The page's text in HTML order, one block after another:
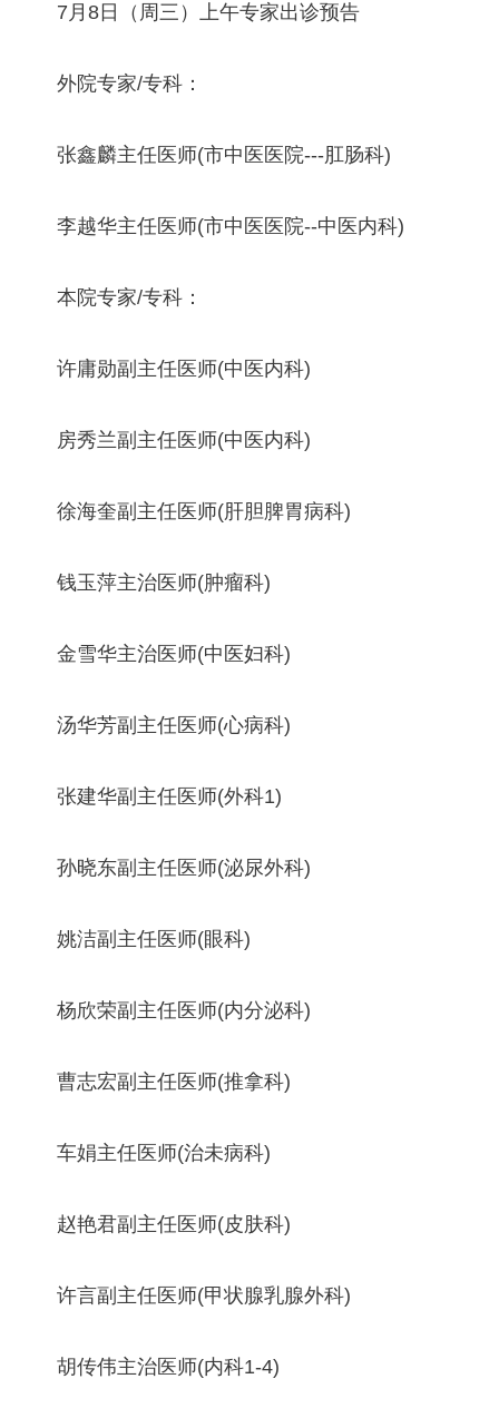
7月8日（周三）上午专家出诊预告
外院专家/专科：
张鑫麟主任医师(市中医医院---肛肠科)
李越华主任医师(市中医医院--中医内科)
本院专家/专科：
许庸勋副主任医师(中医内科)
房秀兰副主任医师(中医内科)
徐海奎副主任医师(肝胆脾胃病科)
钱玉萍主治医师(肿瘤科)
金雪华主治医师(中医妇科)
汤华芳副主任医师(心病科)
张建华副主任医师(外科1)
孙晓东副主任医师(泌尿外科)
姚洁副主任医师(眼科)
杨欣荣副主任医师(内分泌科)
曹志宏副主任医师(推拿科)
车娟主任医师(治未病科)
赵艳君副主任医师(皮肤科)
许言副主任医师(甲状腺乳腺外科)
胡传伟主治医师(内科1-4)